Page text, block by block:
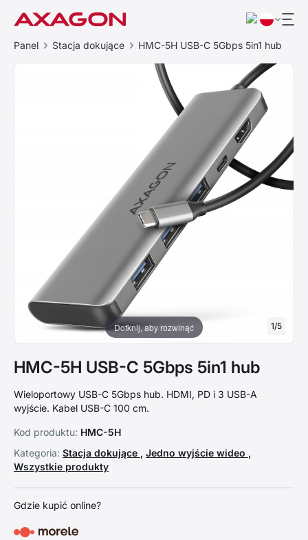
Panel Stacja dokujące HMC-5H USB-C 5Gbps 5in1 hub
Dotknij, aby rozwinąć 1/5
HMC-5H USB-C 5Gbps 5in1 hub
Wieloportowy USB-C 5Gbps hub. HDMI, PD i 3 USB-A
wyjście. Kabel USB-C 100 cm.
Kod produktu: HMC-5H
Kategoria: Stacja dokujące , Jedno wyjście wideo ,
Wszystkie produkty
Gdzie kupić online?